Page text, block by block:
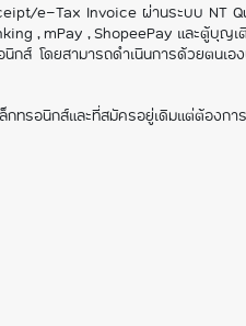
e-Tax Invoice ผ่านระบบ NT
, mPay , ShopeePay และตู้บุญ
ส์ โดยสามารถดำเนินการด้วยตนเอ
ทรอนิกส์และที่สมัครอยู่เดิมแต่ต้องกา